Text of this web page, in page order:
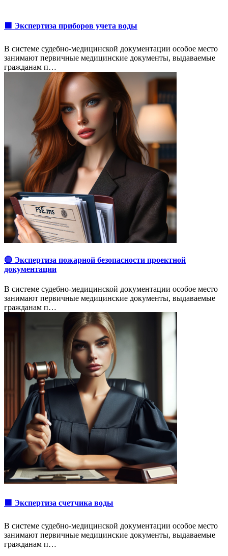
🟩 Экспертиза приборов учета воды
В системе судебно-медицинской документации особое место
занимают первичные медицинские документы, выдаваемые
гражданам п…
🔴 Экспертиза пожарной безопасности проектной
документации
В системе судебно-медицинской документации особое место
занимают первичные медицинские документы, выдаваемые
гражданам п…
🟩 Экспертиза счетчика воды
В системе судебно-медицинской документации особое место
занимают первичные медицинские документы, выдаваемые
гражданам п…